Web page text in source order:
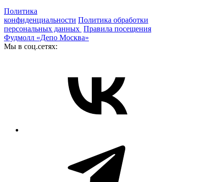
Политика
конфиденциальности Политика обработки
персональных данных Правила посещения
Фудмолл «Депо Москва»
Мы в соц.сетях: